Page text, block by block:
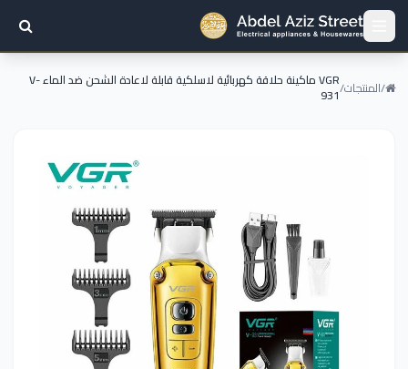
/المنتجات/ VGR ماكينة حلاقة كهربائية لاسلكية قابلة لاعادة الشحن ضد الماء V-
931